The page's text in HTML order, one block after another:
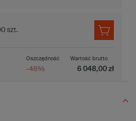
szt.
Oszczędność
-46%
Wartość brutto
6 048,00 zł